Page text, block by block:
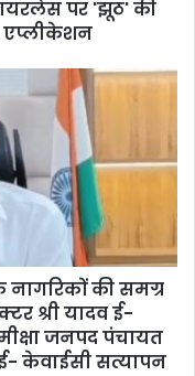
पर 'झूठ' की
एप्लीकेशन
की समग्र
श्री यादव ई-
जनपद पंचायत
केवाईसी सत्यापन